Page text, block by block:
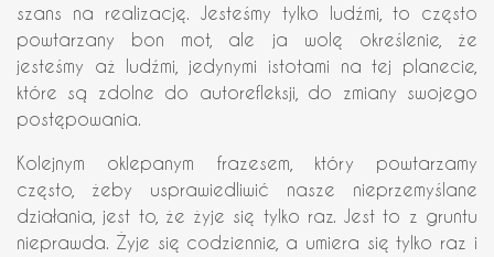
szans na realizację. Jesteśmy tylko ludźmi, to często
powtarzany bon mot, ale ja wolę określenie, że
jesteśmy aż ludźmi, jedynymi istotami na tej planecie,
które są zdolne do autorefleksji, do zmiany swojego
postępowania.
Kolejnym oklepanym frazesem, który powtarzamy
często, żeby usprawiedliwić nasze nieprzemyślane
działania, jest to, że żyje się tylko raz. Jest to z gruntu
nieprawda. Żyje się codziennie, a umiera się tylko raz i